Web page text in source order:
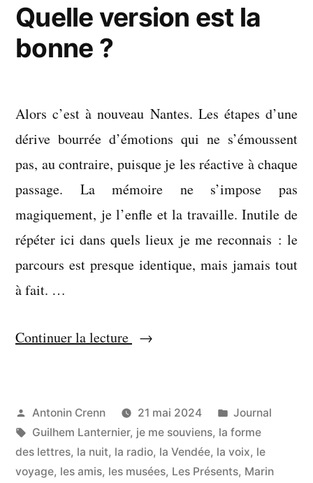
Quelle version est la
bonne ?
Alors c’est à nouveau Nantes. Les étapes d’une
dérive bourrée d’émotions qui ne s’émoussent
pas, au contraire, puisque je les réactive à chaque
passage. La mémoire ne s’impose pas
magiquement, je l’enfle et la travaille. Inutile de
répéter ici dans quels lieux je me reconnais : le
parcours est presque identique, mais jamais tout
à fait. …
Continuer la lecture « Quelle
la
bonne ? »
Publié
par
Antonin Crenn 21 mai 2024
Publié
dans
Journal
Étiquettes :
Guilhem Lanternier, je me souviens, la forme
des lettres, la nuit, la radio, la Vendée, la voix, le
voyage, les amis, les musées, Les Présents, Marin